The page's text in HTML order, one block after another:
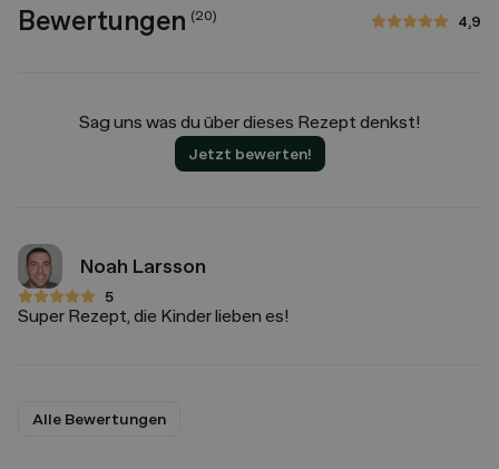
Bewertungen (20) 4,9
4,9 von 5 Sternen
Sag uns was du über dieses Rezept denkst!
Jetzt bewerten!
Noah Larsson
5
5 von 5 Sternen
Super Rezept, die Kinder lieben es!
Alle Bewertungen